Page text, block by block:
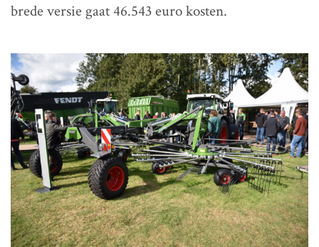
brede versie gaat 46.543 euro kosten.